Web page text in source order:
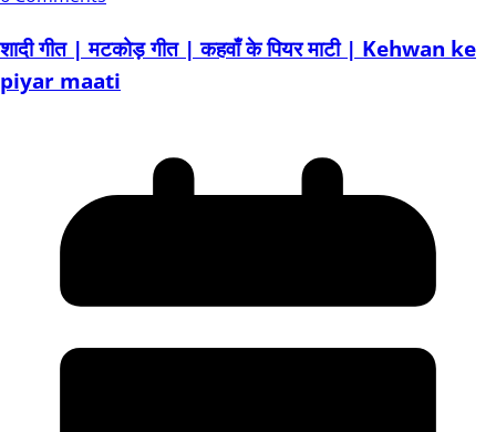
शादी गीत | मटकोड़ गीत | कहवाँ के पियर माटी | Kehwan ke
piyar maati